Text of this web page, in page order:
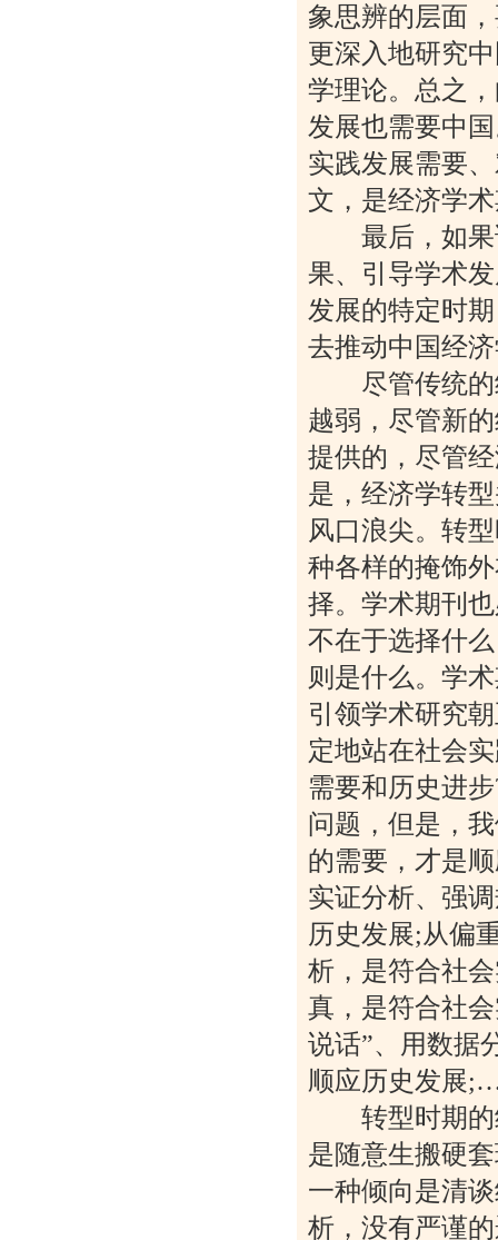
象思辨的层面
更深入地研究
学理论。总之
发展也需要中
实践发展需要
文，是经济学
最后，如果
果、引导学术
发展的特定时
去推动中国经
尽管传统的
越弱，尽管新
提供的，尽管
是，经济学转
风口浪尖。转
种各样的掩饰
择。学术期刊
不在于选择什
则是什么。学
引领学术研究
定地站在社会
需要和历史进
问题，但是，
的需要，才是
实证分析、强
历史发展;从偏
析，是符合社
真，是符合社
说话”、用数据
顺应历史发展
转型时期的
是随意生搬硬
一种倾向是清
析，没有严谨